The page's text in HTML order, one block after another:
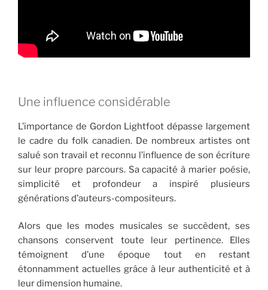
Une influence considérable
L’importance de Gordon Lightfoot dépasse largement
le cadre du folk canadien. De nombreux artistes ont
salué son travail et reconnu l’influence de son écriture
sur leur propre parcours. Sa capacité à marier poésie,
simplicité et profondeur a inspiré plusieurs
générations d’auteurs-compositeurs.
Alors que les modes musicales se succèdent, ses
chansons conservent toute leur pertinence. Elles
témoignent d’une époque tout en restant
étonnamment actuelles grâce à leur authenticité et à
leur dimension humaine.